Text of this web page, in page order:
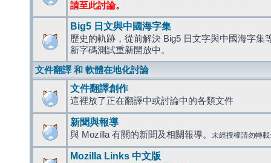
請至此討論。
Big5 日文與中國海字集
歷史的軌跡，從前解決 Big5 日文字與中國海字集
新字碼測試重新開放中。
文件翻譯 和 軟體在地化討論
文件翻譯創作
這裡放了正在翻譯中或討論中的各類文件
新聞與報導
與 Mozilla 有關的新聞及相關報導。 未經授權請勿轉
Mozilla Links 中文版